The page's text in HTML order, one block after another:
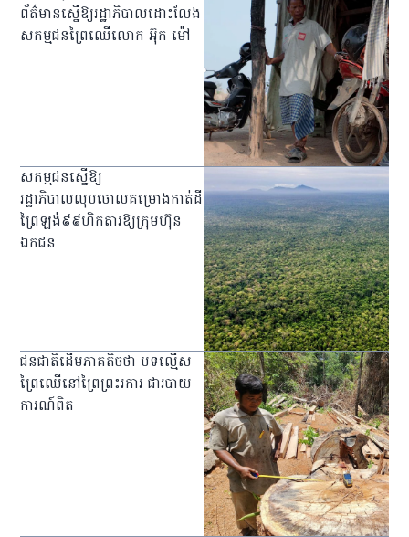
ព័ត៌មានស្នើឱ្យរដ្ឋាភិបាលដោះលែង
សកម្មជនព្រៃឈើលោក អ៊ុក ម៉ៅ
សកម្មជនស្នើឱ្យ
រដ្ឋាភិបាលលុបចោលគម្រោងកាត់ដី
ព្រៃឡង់៩៩ហិកតារឱ្យក្រុមហ៊ុន
ឯកជន
ជនជាតិដើមភាគតិចថា បទល្មើស
ព្រៃឈើនៅព្រៃព្រះរការ ជារបាយ
ការណ៍ពិត